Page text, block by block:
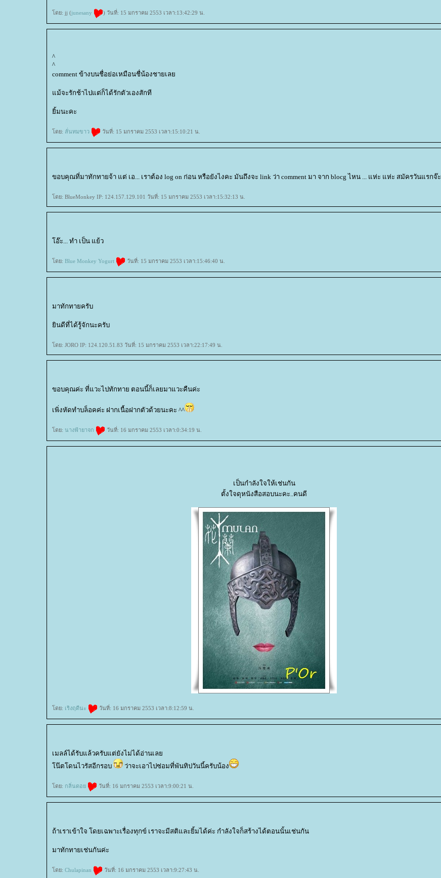
ดย: jj (junesany ) วันที่: 15 มกราคม 2553 เวลา:13:42:29 น.
^
^
comment ข้างบนชื่อย่อเหมือนชื่น้องชายเล
ม้จะรักช้าไปแต่ก็ได้รักตัวเองสักที
ิ้มนะคะ
ดย: ลั่นทมขาว วันที่: 15 มกราคม 2553 เวลา:15:10:21 น.
ขอบคุณที่มาทักทายจ้า แต่ เอ... เราต้อง log on ก่อน หรือยังไงคะ มันถึงจะ link ว่า comment มา จาก blocg ไหน ... แห่ะ แห่ะ สมัครวันแรกจ๊ะ
ดย: BlueMonkey IP: 124.157.129.101 วันที่: 15 มกราคม 2553 เวลา:15:32:13 น.
อ๊ะ... ทำ เป็น แย้ว
ดย: Blue Monkey Yogurt วันที่: 15 มกราคม 2553 เวลา:15:46:40 น.
มาทักทายครับ
ินดีที่ได้รู้จักนะครับ
ดย: JORO IP: 124.120.51.83 วันที่: 15 มกราคม 2553 เวลา:22:17:49 น.
ขอบคุณค่ะ ที่แวะไปทักทาย ตอนนี้ก็เลยมาแวะคืนค่ะ
เพิ่งหัดทำบล็อคค่ะ ฝากเนื้อฝากตัวด้วยนะคะ ^^
ดย: นางฟ้ายาจก วันที่: 16 มกราคม 2553 เวลา:0:34:19 น.
เป็นกำลังใจให้เช่นกัน
ตั้งใจดุหนังสือสอบนะคะ..คนดี
ดย: เริงฤดีนะ วันที่: 16 มกราคม 2553 เวลา:8:12:59 น.
เมลล์ได้รับแล้วครับแต่ยังไม่ได้อ่านเล
น๊ตโดนไวรัสอีกรอบ
ว่าจะเอาไปซ่อมที่พันทิปวันนี้ครับน้อง
ดย: กลิ่นดอ วันที่: 16 มกราคม 2553 เวลา:9:00:21 น.
ถ้าเราเข้าใจ โดยเฉพาะเรื่องทุกข์ เราจะมีสติและยิ้มได้ค่ะ กำลังใจก็สร้างได้ตอนนั้นเช่นกัน
มาทักทายเช่นกันค่ะ
ดย: Chulapinan วันที่: 16 มกราคม 2553 เวลา:9:27:43 น.